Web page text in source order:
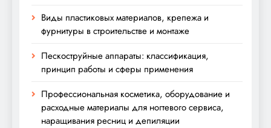
Виды пластиковых материалов, крепежа и
фурнитуры в строительстве и монтаже
Пескоструйные аппараты: классификация,
принцип работы и сферы применения
Профессиональная косметика, оборудование и
расходные материалы для ногтевого сервиса,
наращивания ресниц и депиляции